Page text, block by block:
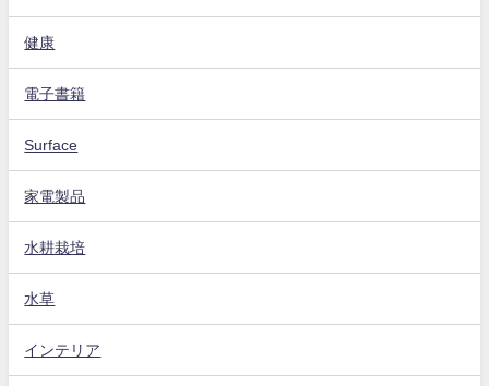
健康
電子書籍
Surface
家電製品
水耕栽培
水草
インテリア